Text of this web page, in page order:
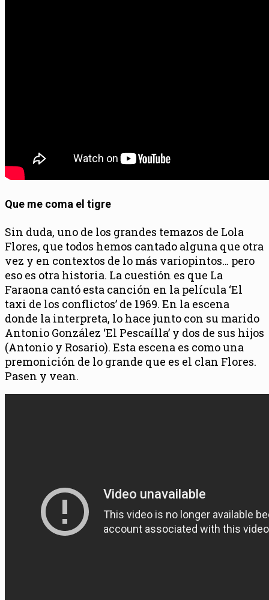
Que me coma el tigre
Sin duda, uno de los grandes temazos de Lola
Flores, que todos hemos cantado alguna que otra
vez y en contextos de lo más variopintos… pero
eso es otra historia. La cuestión es que La
Faraona cantó esta canción en la película ‘El
taxi de los conflictos’ de 1969. En la escena
donde la interpreta, lo hace junto con su marido
Antonio González ‘El Pescaílla’ y dos de sus hijos
(Antonio y Rosario). Esta escena es como una
premonición de lo grande que es el clan Flores.
Pasen y vean.